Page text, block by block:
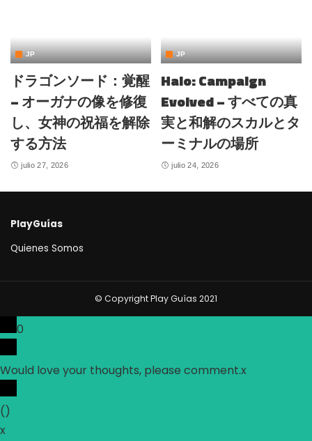
JP
ドラゴンソード：覚醒
– オーガナの像を修復
し、女神の祝福を解除
する方法
julio 27, 2026
JP
Halo: Campaign
Evolved – すべての真
実と和解のスカルとタ
ーミナルの場所
julio 24, 2026
PlayGuías
Quienes Somos
© Copyright Play Guías 2021
0
Would love your thoughts, please comment.x
()
x